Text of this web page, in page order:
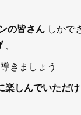
の皆さん しかで
、
きましょう
楽しんでいただ